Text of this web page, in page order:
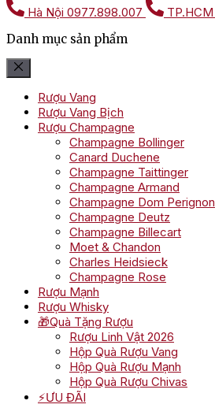
Hà Nội 0977.898.007 TP.HCM
Danh mục sản phẩm
Rượu Vang
Rượu Vang Bịch
Rượu Champagne
Champagne Bollinger
Canard Duchene
Champagne Taittinger
Champagne Armand
Champagne Dom Perignon
Champagne Deutz
Champagne Billecart
Moet & Chandon
Charles Heidsieck
Champagne Rose
Rượu Mạnh
Rượu Whisky
🎁Quà Tặng Rượu
Rượu Linh Vật 2026
Hộp Quà Rượu Vang
Hộp Quà Rượu Mạnh
Hộp Quà Rượu Chivas
⚡ƯU ĐÃI